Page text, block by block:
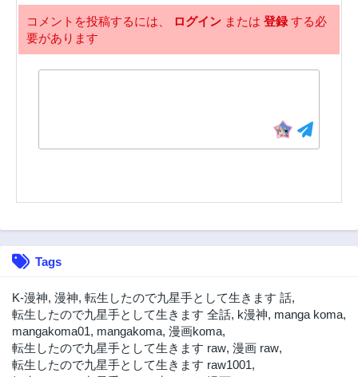
3年前 3年前
22話
12話
3年前
10話
3年前
9話
3年前
8話
3年前
7話
3年前
コメントを投稿するには、 ログイン または 登録する必
要があります
Tags
K-漫神, 漫神, 転生したので九星手として生きます 話,
転生したので九星手として生きます 全話, k漫神, manga koma,
mangakoma01, mangakoma, 漫画koma,
転生したので九星手として生きます raw, 漫画 raw,
転生したので九星手として生きます raw1001,